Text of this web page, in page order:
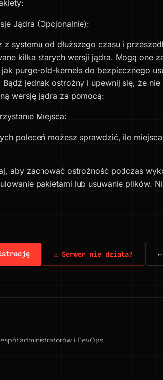
Jądra (Opcjonalnie):
z systemu od dłuższego czasu i
kilka starych wersji jądra. Mogą one
purge-old-kernels do bezpiecznego
Bądź jednak ostrożny i upewnij się, że
wersję jądra za pomocą:
Miejsca:
poleceń możesz sprawdzić, ile
aby zachować ostrożność podczas
pakietami lub usuwanie plików.
⚠ Serwer nie działa?
administratorów i DevOps.